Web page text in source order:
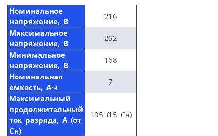
Номинальное
напряжение, В
216
Максимальное
напряжение, В
252
Минимальное
напряжение, В
168
Номинальная
емкость, А·ч
7
Максимальный
продолжительный
ток разряда, А (от
Сн)
105 (15 Сн)